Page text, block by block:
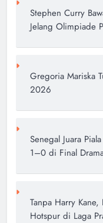
Stephen Curry
Jelang Olimpiade
Gregoria Mariska
2026
Senegal Juara
1–0 di Final
Tanpa Harry
Hotspur di Laga